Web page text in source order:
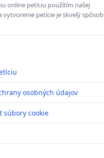
online petíciu použítím našej
vytvorenie petície je skvelý spôsob
osobných údajov
súbory cookie